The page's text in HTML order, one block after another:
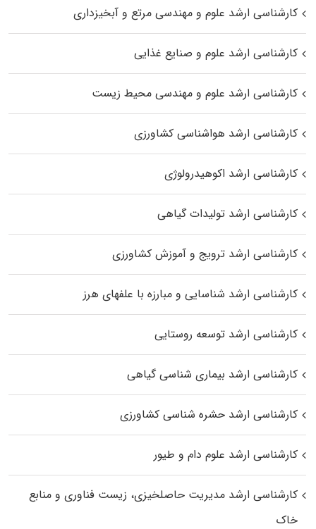
کارشناسی ارشد علوم و مهندسی مرتع و آبخیزداری
کارشناسی ارشد علوم و صنایع غذایی
کارشناسی ارشد علوم و مهندسی محیط زیست
کارشناسی ارشد هواشناسی کشاورزی
کارشناسی ارشد اکوهیدرولوژی
کارشناسی ارشد تولیدات گیاهی
کارشناسی ارشد ترویج و آموزش کشاورزی
کارشناسی ارشد شناسایی و مبارزه با علفهای هرز
کارشناسی ارشد توسعه روستایی
کارشناسی ارشد بیماری‌ شناسی گیاهی
کارشناسی ارشد حشره‌ شناسی کشاورزی
کارشناسی ارشد علوم دام و طیور
کارشناسی ارشد مدیریت حاصلخیزی، زیست فناوری و منابع
خاک